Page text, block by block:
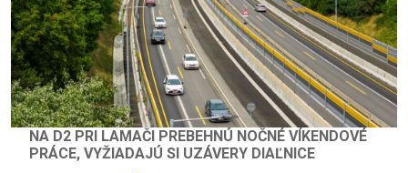
NA D2 PRI LAMAČI PREBEHNÚ NOČNÉ VÍKENDOVÉ
PRÁCE, VYŽIADAJÚ SI UZÁVERY DIAĽNICE